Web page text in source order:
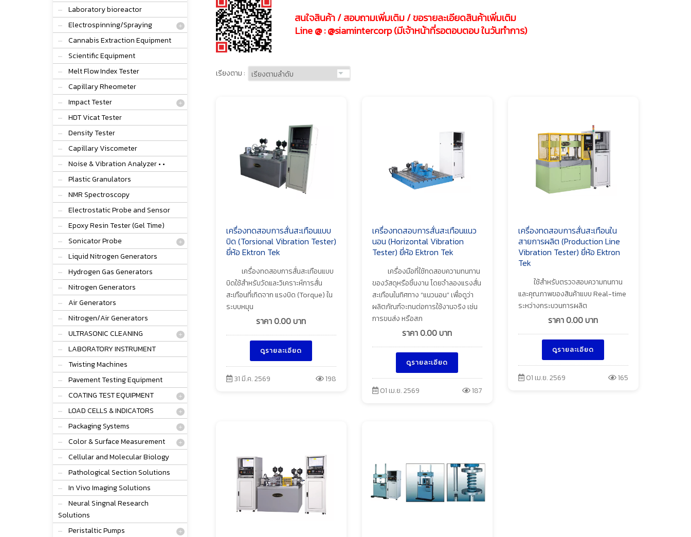
Laboratory bioreactor
Electrospinning/Spraying
Cannabis Extraction Equipment
Scientific Equipment
Melt Flow Index Tester
Capillary Rheometer
Impact Tester
HDT Vicat Tester
Density Tester
Capillary Viscometer
Noise & Vibration Analyzer • •
Plastic Granulators
NMR Spectroscopy
Electrostatic Probe and Sensor
Epoxy Resin Tester (Gel Time)
Sonicator Probe
Liquid Nitrogen Generators
Hydrogen Gas Generators
Nitrogen Generators
Air Generators
Nitrogen/Air Generators
ULTRASONIC CLEANING
LABORATORY INSTRUMENT
Twisting Machines
Pavement Testing Equipment
COATING TEST EQUIPMENT
LOAD CELLS & INDICATORS
Packaging Systems
Color & Surface Measurement
Cellular and Molecular Biology
Pathological Section Solutions
In Vivo Imaging Solutions
Neural Singnal Research
Solutions
Peristaltic Pumps
สนใจสินค้า / สอบถามเพิ่มเติม / ขอรายละเอียดสินค้าเพิ่มเติม
Line @ : @siamintercorp (มีเจ้าหน้าที่รอตอบตอบ ในวันทำการ)
เรียงตาม :
เครื่องทดสอบการสั่นสะเทือนแบบ
บิด (Torsional Vibration Tester)
ยี่ห้อ Ektron Tek
เครื่องทดสอบการสั่นสะเทือนแบบ
บิดใช้สำหรับวัดและวิเคราะห์การสั่น
สะเทือนที่เกิดจาก แรงบิด (Torque) ใน
ระบบหมุน
ราคา0.00บาท
ดูรายละเอียด
31 มี.ค. 2569 198
เครื่องทดสอบการสั่นสะเทือนแนว
นอน (Horizontal Vibration
Tester) ยี่ห้อ Ektron Tek
เครื่องมือที่ใช้ทดสอบความทนทาน
ของวัสดุหรือชิ้นงาน โดยจำลองแรงสั่น
สะเทือนในทิศทาง “แนวนอน” เพื่อดูว่า
ผลิตภัณฑ์จะทนต่อการใช้งานจริง เช่น
การขนส่ง หรือสภ
ราคา0.00บาท
ดูรายละเอียด
01 เม.ย. 2569 187
เครื่องทดสอบการสั่นสะเทือนใน
สายการผลิต (Production Line
Vibration Tester) ยี่ห้อ Ektron
Tek
ใช้สำหรับตรวจสอบความทนทาน
และคุณภาพของสินค้าแบบ Real-time
ระหว่างกระบวนการผลิต
ราคา0.00บาท
ดูรายละเอียด
01 เม.ย. 2569 165